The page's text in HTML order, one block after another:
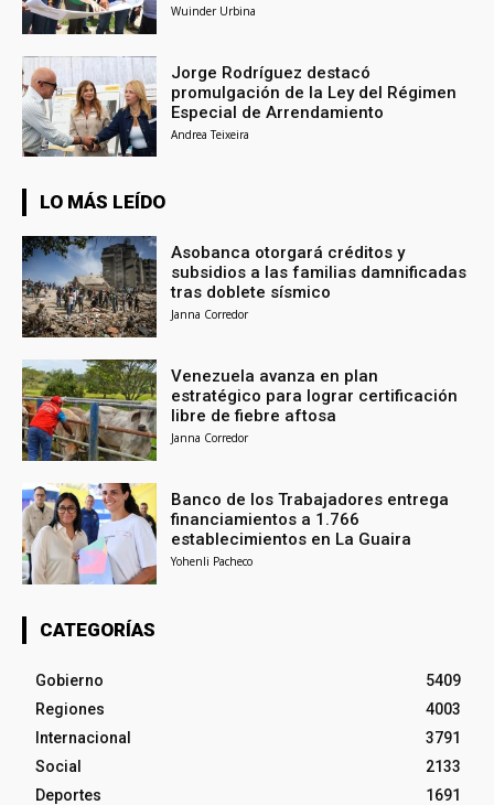
Wuinder Urbina
Jorge Rodríguez destacó
promulgación de la Ley del Régimen
Especial de Arrendamiento
Andrea Teixeira
LO MÁS LEÍDO
Asobanca otorgará créditos y
subsidios a las familias damnificadas
tras doblete sísmico
Janna Corredor
Venezuela avanza en plan
estratégico para lograr certificación
libre de fiebre aftosa
Janna Corredor
Banco de los Trabajadores entrega
financiamientos a 1.766
establecimientos en La Guaira
Yohenli Pacheco
CATEGORÍAS
Gobierno
5409
Regiones
4003
Internacional
3791
Social
2133
Deportes
1691